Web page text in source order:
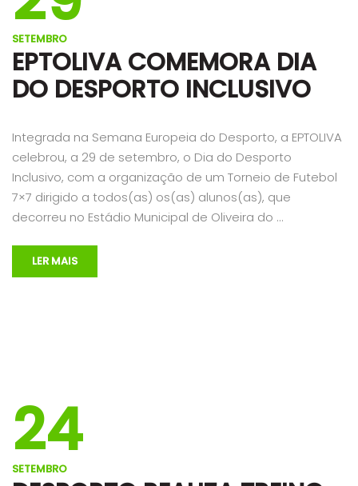
SETEMBRO
EPTOLIVA COMEMORA DIA
DO DESPORTO INCLUSIVO
Integrada na Semana Europeia do Desporto, a EPTOLIVA
celebrou, a 29 de setembro, o Dia do Desporto
Inclusivo, com a organização de um Torneio de Futebol
7×7 dirigido a todos(as) os(as) alunos(as), que
decorreu no Estádio Municipal de Oliveira do …
LER MAIS
24
SETEMBRO